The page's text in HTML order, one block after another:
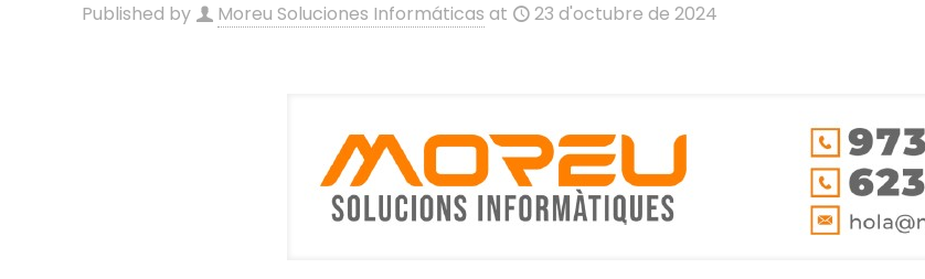
Published by Moreu Soluciones Informáticas at 23 d'octubre de 2024